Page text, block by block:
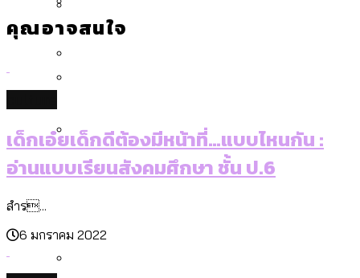
ความเกลียดชังที่ขายได้ : สำรวจ Hate
กรุงเทพฯ เมืองคอนเสิร์ต : สำรวจ
กรุงเทพฯ เมืองสังคมผู้สูงอายุ [ข้อมูลดิบ]
[ข้อมูลดิบ]
คุณอาจสนใจ
เด็กเอ๋ยเด็กดีต้องมีหน้าที่…แบบไหนกัน :
อ่านแบบเรียนสังคมศึกษา ชั้น ป.6
สำร...
6 มกราคม 2022